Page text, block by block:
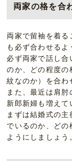
両家の格を合
両家で留袖を着る
も必ず合わせるよ
必ず両家で話し合
のか、どの程度の
紋なのか）を合わ
また、最近は肩
新郎新婦も増えて
まずは結婚式の
でいるのか、どの
ようにしましょう